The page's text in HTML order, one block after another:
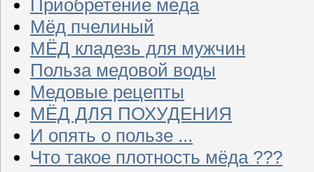
Приобретение мёда
Мёд пчелиный
МЁД кладезь для мужчин
Польза медовой воды
Медовые рецепты
МЁД ДЛЯ ПОХУДЕНИЯ
И опять о пользе ...
Что такое плотность мёда ???